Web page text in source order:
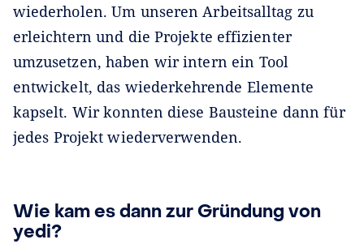
wiederholen. Um unseren Arbeitsalltag zu
erleichtern und die Projekte effizienter
umzusetzen, haben wir intern ein Tool
entwickelt, das wiederkehrende Elemente
kapselt. Wir konnten diese Bausteine dann für
jedes Projekt wiederverwenden.
Wie kam es dann zur Gründung von
yedi?